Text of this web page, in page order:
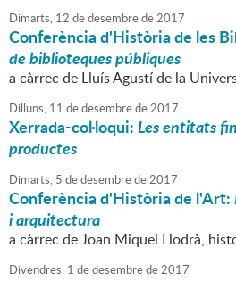
Dimarts, 12 dedesembrede2017
Conferència d'Història de les
de biblioteques públiques
a càrrec de Lluís Agustí de la
Dilluns, 11 dedesembrede2017
Xerrada-col·loqui:Les entitats
productes
Dimarts, 5 dedesembrede2017
Conferència d'Història de l'Art:
i arquitectura
a càrrec de Joan Miquel Llodrà,
Divendres, 1 dedesembrede2017